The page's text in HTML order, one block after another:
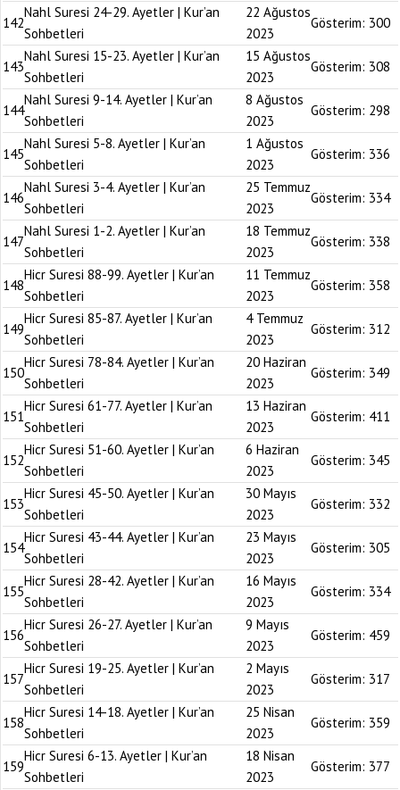
142
Nahl Suresi 24-29. Ayetler | Kur’an
Sohbetleri
22 Ağustos
2023
Gösterim: 300
143
Nahl Suresi 15-23. Ayetler | Kur’an
Sohbetleri
15 Ağustos
2023
Gösterim: 308
144
Nahl Suresi 9-14. Ayetler | Kur’an
Sohbetleri
8 Ağustos
2023
Gösterim: 298
145
Nahl Suresi 5-8. Ayetler | Kur’an
Sohbetleri
1 Ağustos
2023
Gösterim: 336
146
Nahl Suresi 3-4. Ayetler | Kur’an
Sohbetleri
25 Temmuz
2023
Gösterim: 334
147
Nahl Suresi 1-2. Ayetler | Kur’an
Sohbetleri
18 Temmuz
2023
Gösterim: 338
148
Hicr Suresi 88-99. Ayetler | Kur’an
Sohbetleri
11 Temmuz
2023
Gösterim: 358
149
Hicr Suresi 85-87. Ayetler | Kur’an
Sohbetleri
4 Temmuz
2023
Gösterim: 312
150
Hicr Suresi 78-84. Ayetler | Kur’an
Sohbetleri
20 Haziran
2023
Gösterim: 349
151
Hicr Suresi 61-77. Ayetler | Kur’an
Sohbetleri
13 Haziran
2023
Gösterim: 411
152
Hicr Suresi 51-60. Ayetler | Kur’an
Sohbetleri
6 Haziran
2023
Gösterim: 345
153
Hicr Suresi 45-50. Ayetler | Kur’an
Sohbetleri
30 Mayıs
2023
Gösterim: 332
154
Hicr Suresi 43-44. Ayetler | Kur’an
Sohbetleri
23 Mayıs
2023
Gösterim: 305
155
Hicr Suresi 28-42. Ayetler | Kur’an
Sohbetleri
16 Mayıs
2023
Gösterim: 334
156
Hicr Suresi 26-27. Ayetler | Kur’an
Sohbetleri
9 Mayıs
2023
Gösterim: 459
157
Hicr Suresi 19-25. Ayetler | Kur’an
Sohbetleri
2 Mayıs
2023
Gösterim: 317
158
Hicr Suresi 14-18. Ayetler | Kur’an
Sohbetleri
25 Nisan
2023
Gösterim: 359
159
Hicr Suresi 6-13. Ayetler | Kur’an
Sohbetleri
18 Nisan
2023
Gösterim: 377